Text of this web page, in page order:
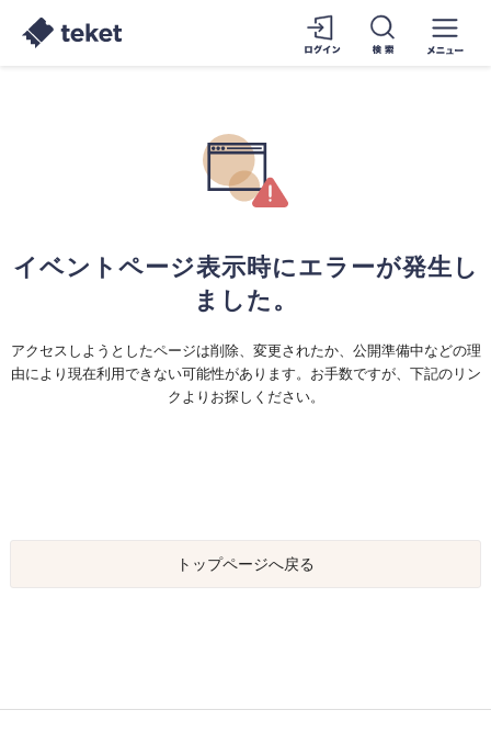
イベントページ表示時にエラーが発生し
ました。
アクセスしようとしたページは削除、変更されたか、公開準備中などの理
由により現在利用できない可能性があります。お手数ですが、下記のリン
クよりお探しください。
トップページへ戻る